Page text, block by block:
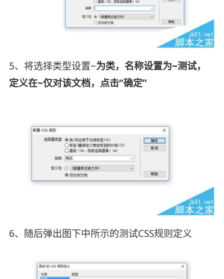
5、将选择类型设置~为类，名称设置为~测试，
定义在~仅对该文档，点击“确定”
6、随后弹出图下中所示的测试CSS规则定义